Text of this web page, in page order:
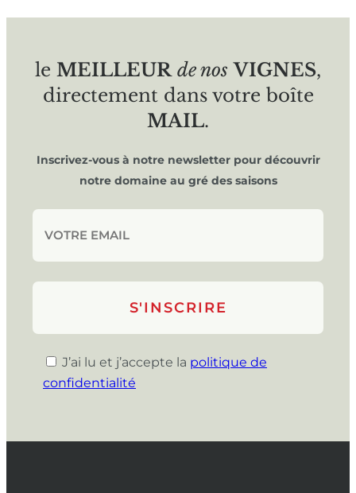
le MEILLEUR de nos VIGNES,
directement dans votre boîte
MAIL.
Inscrivez-vous à notre newsletter pour découvrir
notre domaine au gré des saisons
J’ai lu et j’accepte la politique de
confidentialité